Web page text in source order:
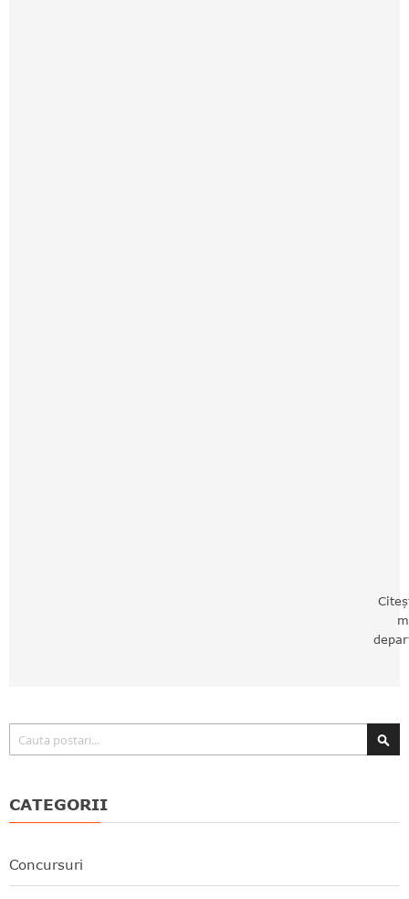
CATEGORII
Concursuri